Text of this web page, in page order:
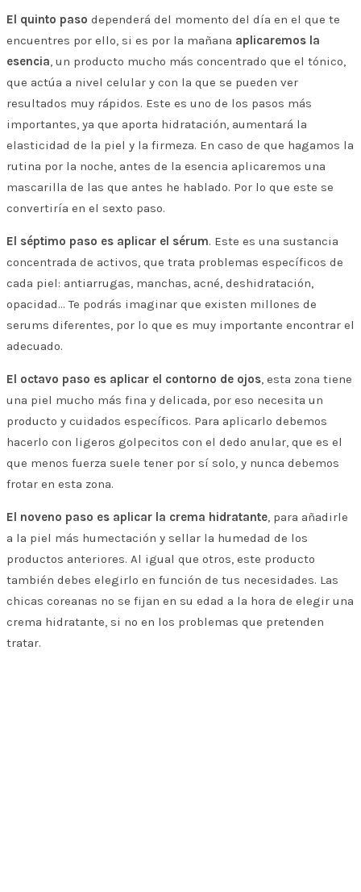
El quinto paso dependerá del momento del día en el que te
encuentres por ello, si es por la mañana aplicaremos la
esencia, un producto mucho más concentrado que el tónico,
que actúa a nivel celular y con la que se pueden ver
resultados muy rápidos. Este es uno de los pasos más
importantes, ya que aporta hidratación, aumentará la
elasticidad de la piel y la firmeza. En caso de que hagamos la
rutina por la noche, antes de la esencia aplicaremos una
mascarilla de las que antes he hablado. Por lo que este se
convertiría en el sexto paso.
El séptimo paso es aplicar el sérum. Este es una sustancia
concentrada de activos, que trata problemas específicos de
cada piel: antiarrugas, manchas, acné, deshidratación,
opacidad… Te podrás imaginar que existen millones de
serums diferentes, por lo que es muy importante encontrar el
adecuado.
El octavo paso es aplicar el contorno de ojos, esta zona tiene
una piel mucho más fina y delicada, por eso necesita un
producto y cuidados específicos. Para aplicarlo debemos
hacerlo con ligeros golpecitos con el dedo anular, que es el
que menos fuerza suele tener por sí solo, y nunca debemos
frotar en esta zona.
El noveno paso es aplicar la crema hidratante, para añadirle
a la piel más humectación y sellar la humedad de los
productos anteriores. Al igual que otros, este producto
también debes elegirlo en función de tus necesidades. Las
chicas coreanas no se fijan en su edad a la hora de elegir una
crema hidratante, si no en los problemas que pretenden
tratar.